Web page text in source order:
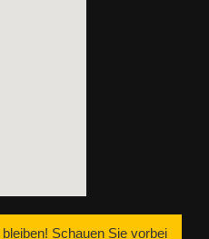
Schauen Sie vorbei